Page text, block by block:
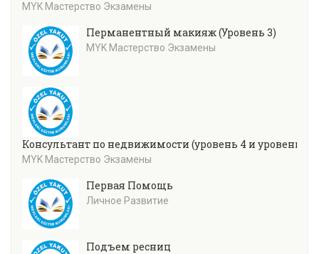
MYK Мастерство Экзамены
Перманентный макияж (Уровень 3)
MYK Мастерство Экзамены
Консультант по недвижимости (уровень 4 и уровень 5)
MYK Мастерство Экзамены
Первая Помощь
Личное Развитие
Подъем ресниц